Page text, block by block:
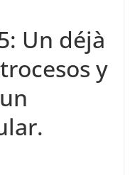
Un déjà
y